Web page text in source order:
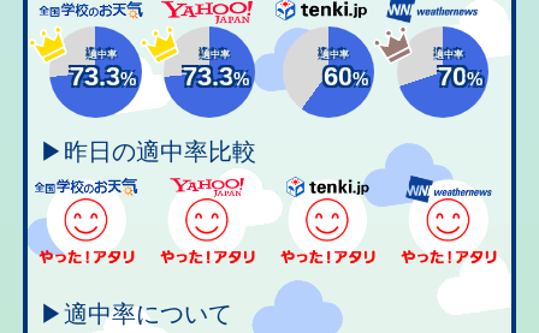
適中率
73.3%
適中率
73.3%
適中率
60%
適中率
70%
▶昨日の適中率比較
▶適中率について